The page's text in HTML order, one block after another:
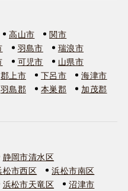
高山市
関市
羽島市
瑞浪市
可児市
山県市
郡上市 下呂市
海津市
羽島郡 本巣郡
加茂郡
静岡市清水区
松市西区
浜松市南区
浜松市天竜区
沼津市